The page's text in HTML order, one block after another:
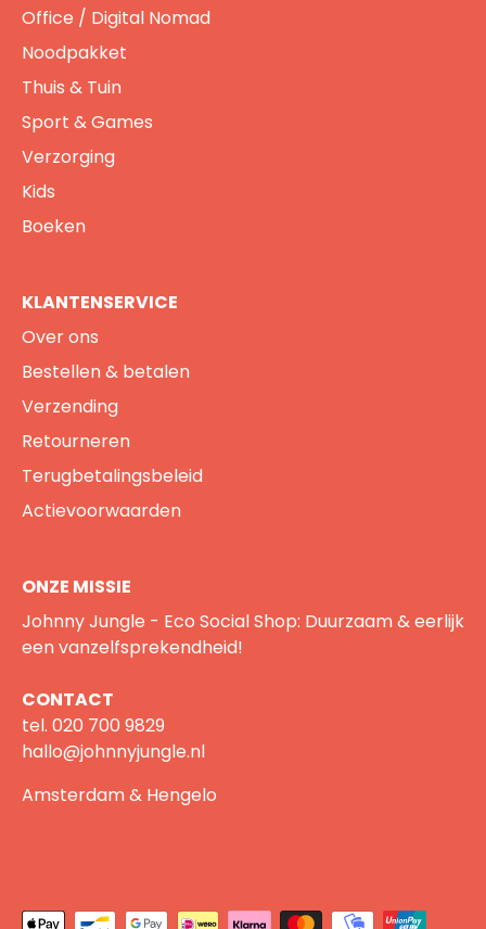
Office / Digital Nomad
Noodpakket
Thuis & Tuin
Sport & Games
Verzorging
Kids
Boeken
KLANTENSERVICE
Over ons
Bestellen & betalen
Verzending
Retourneren
Terugbetalingsbeleid
Actievoorwaarden
ONZE MISSIE
Johnny Jungle - Eco Social Shop: Duurzaam & eerlijk
een vanzelfsprekendheid!
CONTACT
tel. 020 700 9829
hallo@johnnyjungle.nl
Amsterdam & Hengelo